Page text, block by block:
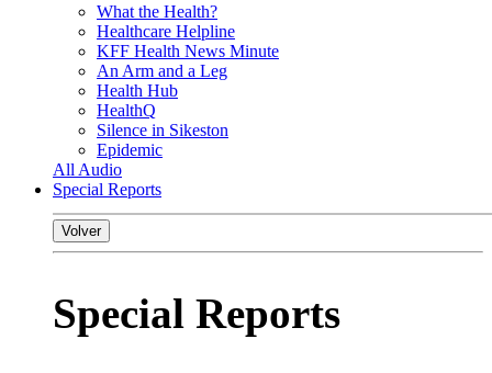
What the Health?
Healthcare Helpline
KFF Health News Minute
An Arm and a Leg
Health Hub
HealthQ
Silence in Sikeston
Epidemic
All Audio
Special Reports
Volver
Special Reports